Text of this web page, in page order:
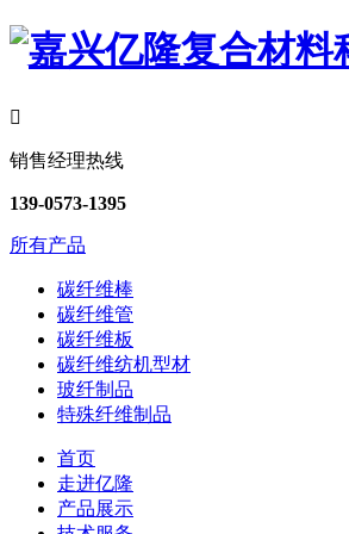

销售经理热线
139-0573-1395
所有产品
碳纤维棒
碳纤维管
碳纤维板
碳纤维纺机型材
玻纤制品
特殊纤维制品
首页
走进亿隆
产品展示